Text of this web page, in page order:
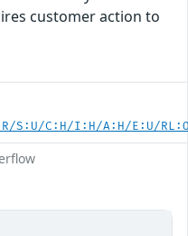
customer action to
S:U/C:H/I:H/A:H/E:U/